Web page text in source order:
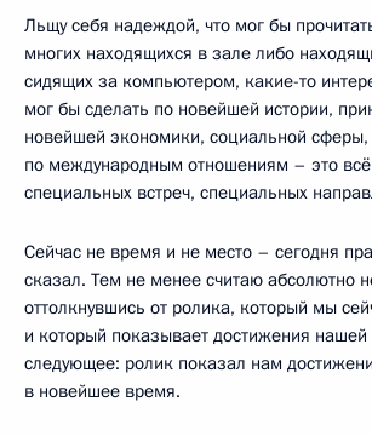
Льщу себя надеждой, что мог бы
многих находящихся в зале либо
сидящих за компьютером, какие-то
мог бы сделать по новейшей истории,
новейшей экономики, социальной сферы,
по международным отношениям – это
специальных встреч, специальных
Сейчас не время и не место – сегодня
сказал. Тем не менее считаю абсолютно
оттолкнувшись от ролика, который мы
и который показывает достижения нашей
следующее: ролик показал нам
в новейшее время.